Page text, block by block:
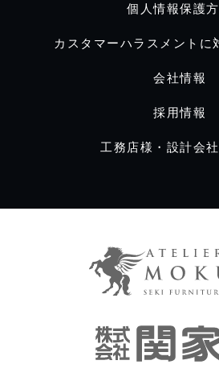
個人情報保護
カスタマーハラスメントに
会社情報
採用情報
工務店様・設計会